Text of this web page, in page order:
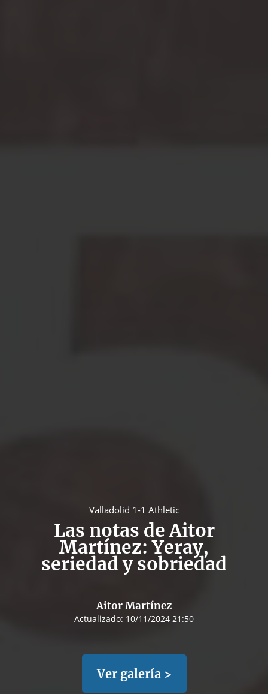
Valladolid 1-1 Athletic
Las notas de Aitor
Martínez: Yeray,
seriedad y sobriedad
Aitor Martínez
Actualizado: 10/11/2024 21:50
Ver galería >